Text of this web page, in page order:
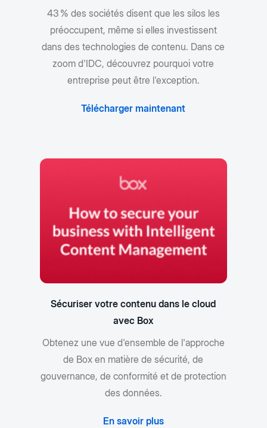
43 % des sociétés disent que les silos les
préoccupent, même si elles investissent
dans des technologies de contenu. Dans ce
zoom d'IDC, découvrez pourquoi votre
entreprise peut être l'exception.
Télécharger maintenant
Sécuriser votre contenu dans le cloud
avec Box
Obtenez une vue d'ensemble de l'approche
de Box en matière de sécurité, de
gouvernance, de conformité et de protection
des données.
En savoir plus